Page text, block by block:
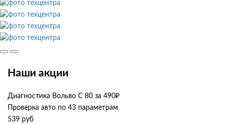
Наши акции
Диагностика Вольво С 80 за 490₽
Проверка авто по 43 параметрам
539 руб